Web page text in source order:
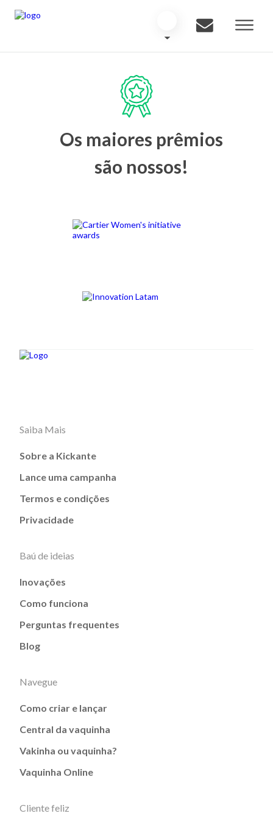
Os maiores prêmios
são nossos!
Saiba Mais
Sobre a Kickante
Lance uma campanha
Termos e condições
Privacidade
Baú de ideias
Inovações
Como funciona
Perguntas frequentes
Blog
Navegue
Como criar e lançar
Central da vaquinha
Vakinha ou vaquinha?
Vaquinha Online
Cliente feliz